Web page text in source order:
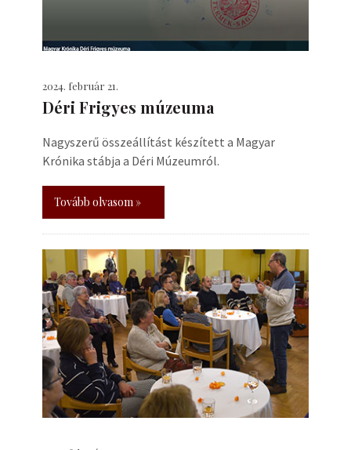
2024. február 21.
Déri Frigyes múzeuma
Nagyszerű összeállítást készített a Magyar
Krónika stábja a Déri Múzeumról.
Tovább olvasom »